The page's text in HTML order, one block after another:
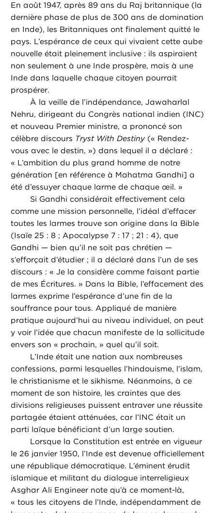
En août 1947, après 89 ans du Raj britannique (la
dernière phase de plus de 300 ans de domination
en Inde), les Britanniques ont finalement quitté le
pays. L’espérance de ceux qui vivaient cette aube
nouvelle était pleinement inclusive : ils aspiraient
non seulement à une Inde prospère, mais à une
Inde dans laquelle chaque citoyen pourrait
prospérer.
À la veille de l’indépendance, Jawaharlal
Nehru, dirigeant du Congrès national indien (INC)
et nouveau Premier ministre, a prononcé son
célèbre discours Tryst With Destiny(« Rendez-
vous avec le destin, ») dans lequel il a déclaré :
« L’ambition du plus grand homme de notre
génération [en référence à Mahatma Gandhi] a
été d’essuyer chaque larme de chaque œil. »
Si Gandhi considérait effectivement cela
comme une mission personnelle, l’idéal d’effacer
toutes les larmes trouve son origine dans la Bible
(Isaïe 25 : 8 ; Apocalypse 7 : 17 ; 21 : 4), que
Gandhi — bien qu’il ne soit pas chrétien —
s’efforçait d’étudier ; il a déclaré dans l’un de ses
discours : « Je la considère comme faisant partie
de mes Écritures. » Dans la Bible, l’effacement des
larmes exprime l’espérance d’une fin de la
souffrance pour tous. Appliqué de manière
pratique aujourd’hui au niveau individuel, on peut
y voir l’idée que chacun manifeste de la sollicitude
envers son « prochain, » quel qu’il soit.
L’Inde était une nation aux nombreuses
confessions, parmi lesquelles l’hindouisme, l’islam,
le christianisme et le sikhisme. Néanmoins, à ce
moment de son histoire, les craintes que des
divisions religieuses puissent entraver une réussite
partagée étaient atténuées, car l’INC était un
parti laïque bénéficiant d’un large soutien.
Lorsque la Constitution est entrée en vigueur
le 26 janvier 1950, l’Inde est devenue officiellement
une république démocratique. L’éminent érudit
islamique et militant du dialogue interreligieux
Asghar Ali Engineer note qu’à ce moment-là,
« tous les citoyens de l’Inde, indépendamment de